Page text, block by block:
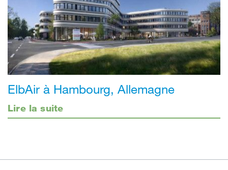
ElbAir à Hambourg, Allemagne
Lire la suite